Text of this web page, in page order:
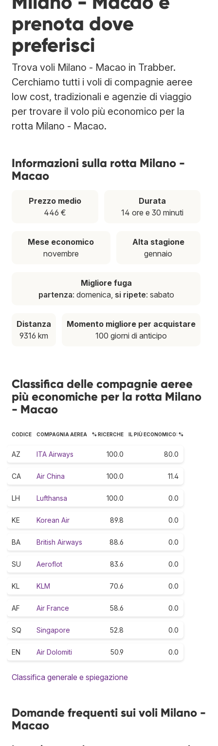
prenota dove
preferisci
Trova voli Milano - Macao in Trabber.
Cerchiamo tutti i voli di compagnie aeree
low cost, tradizionali e agenzie di viaggio
per trovare il volo più economico per la
rotta Milano - Macao.
Informazioni sulla rotta Milano -
Macao
Prezzo medio
446 €
Durata
14 ore e 30 minuti
Mese economico
novembre
Alta stagione
gennaio
Migliore fuga
partenza: domenica, si ripete: sabato
Distanza
9316 km
Momento migliore per acquistare
100 giorni di anticipo
Classifica delle compagnie aeree
più economiche per la rotta Milano
- Macao
CODICE COMPAGNIA AEREA % RICERCHE IL PIÙ ECONOMICO: %
AZ ITA Airways 100.0 80.0
CA Air China 100.0 11.4
LH Lufthansa 100.0 0.0
KE Korean Air 89.8 0.0
BA British Airways 88.6 0.0
SU Aeroflot 83.6 0.0
KL KLM 70.6 0.0
AF Air France 58.6 0.0
SQ Singapore 52.8 0.0
EN Air Dolomiti 50.9 0.0
Classifica generale e spiegazione
Domande frequenti sui voli Milano -
Macao